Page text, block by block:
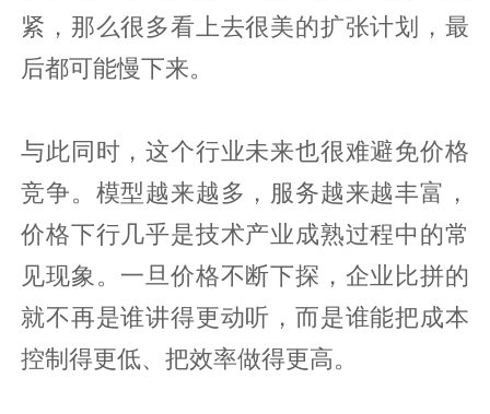
紧，那么很多看上去很美的扩张计划，最
后都可能慢下来。
与此同时，这个行业未来也很难避免价格
竞争。模型越来越多，服务越来越丰富，
价格下行几乎是技术产业成熟过程中的常
见现象。一旦价格不断下探，企业比拼的
就不再是谁讲得更动听，而是谁能把成本
控制得更低、把效率做得更高。